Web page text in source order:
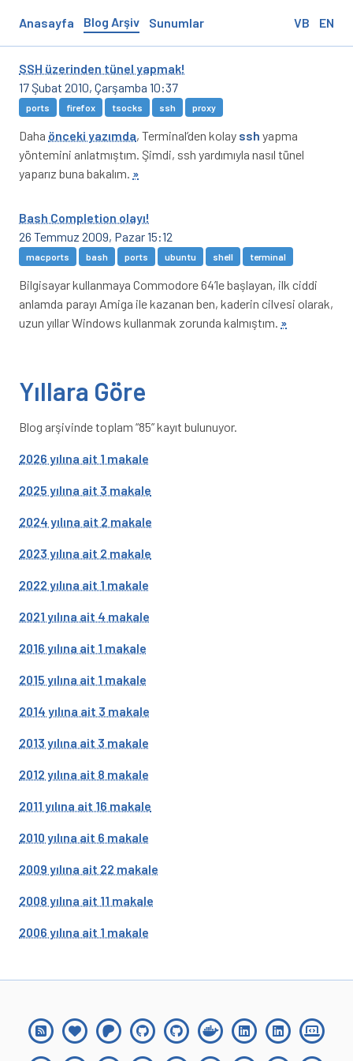
Anasayfa Blog Arşiv Sunumlar VB EN
SSH üzerinden tünel yapmak!
17 Şubat 2010, Çarşamba 10:37
ports firefox tsocks ssh proxy
Daha önceki yazımda, Terminal’den kolay ssh yapma
yöntemini anlatmıştım. Şimdi, ssh yardımıyla nasıl tünel
yaparız buna bakalım. »
Bash Completion olayı!
26 Temmuz 2009, Pazar 15:12
macports bash ports ubuntu shell terminal
Bilgisayar kullanmaya Commodore 64’le başlayan, ilk ciddi
anlamda parayı Amiga ile kazanan ben, kaderin cilvesi olarak,
uzun yıllar Windows kullanmak zorunda kalmıştım. »
Yıllara Göre
Blog arşivinde toplam “85” kayıt bulunuyor.
2026 yılına ait 1 makale
2025 yılına ait 3 makale
2024 yılına ait 2 makale
2023 yılına ait 2 makale
2022 yılına ait 1 makale
2021 yılına ait 4 makale
2016 yılına ait 1 makale
2015 yılına ait 1 makale
2014 yılına ait 3 makale
2013 yılına ait 3 makale
2012 yılına ait 8 makale
2011 yılına ait 16 makale
2010 yılına ait 6 makale
2009 yılına ait 22 makale
2008 yılına ait 11 makale
2006 yılına ait 1 makale